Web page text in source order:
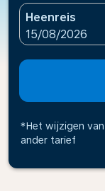
Heenreis
fc-booking-
15/08/2026
*Het wijzigen
ander tarief